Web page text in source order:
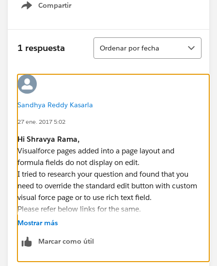
Compartir
Show menu
1 respuesta
Ordenar
Ordenar por fecha
Sandhya Reddy Kasarla
27 ene. 2017 5:02
Hi Shravya Rama,
Visualforce pages added into a page layout and
formula fields do not display on edit.
I tried to research your question and found that you
need to override the standard edit button with custom
visual force page or to use rich text field.
Please refer below links for the same.
http://salesforce.stackexchange.com/questions/6840
https://success.salesforce.com/answers?
Mostrar más
Marcar como útil